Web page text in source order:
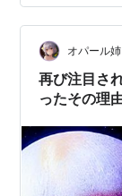
ます。 エリス
６０年。 冥王
おひつじ座入
り、現代に生
リスを持って
オパール
再び注目さ
ったその理